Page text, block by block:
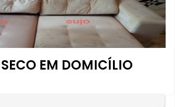
EM DOMICÍLIO